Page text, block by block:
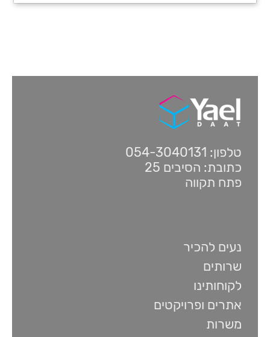
טלפון: 054-3040131
כתובת: הסיבים 25
פתח תקווה
נעים להכיר
שרותים
לקוחותינו
אתרים ופרויקטים
משרות